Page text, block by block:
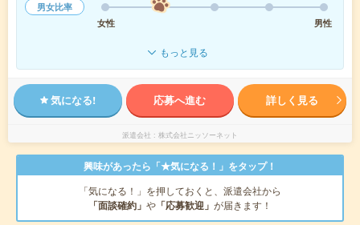
男女比率
女性
男性
もっと見る
気になる! 応募へ進む 詳しく見る
派遣会社 株式会社ニッソーネット
興味があったら「★気になる！」をタップ！
「気になる！」を押しておくと、派遣会社から
「面談確約」 や 「応募歓迎」 が届きます！